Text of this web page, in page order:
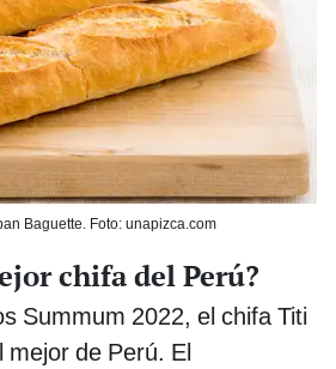
Baguette. Foto: unapizca.com
chifa del Perú?
Summum 2022, el chifa Titi
mejor de Perú. El